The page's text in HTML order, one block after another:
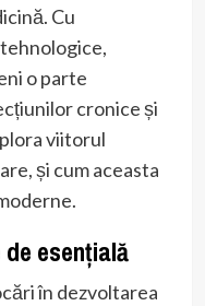
Cu
o parte
cronice și
viitorul
și cum aceasta
esențială
în dezvoltarea